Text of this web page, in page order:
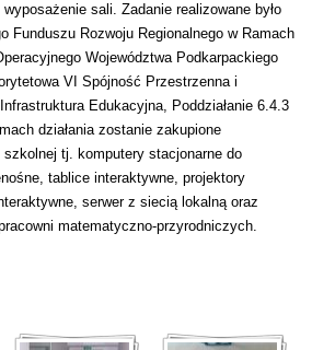
sali. Zadanie realizowane było
Funduszu Rozwoju Regionalnego w Ramach
Województwa Podkarpackiego
VI Spójność Przestrzenna i
Edukacyjna, Poddziałanie 6.4.3
działania zostanie zakupione
tj. komputery stacjonarne do
tablice interaktywne, projektory
serwer z siecią lokalną oraz
matematyczno-przyrodniczych.